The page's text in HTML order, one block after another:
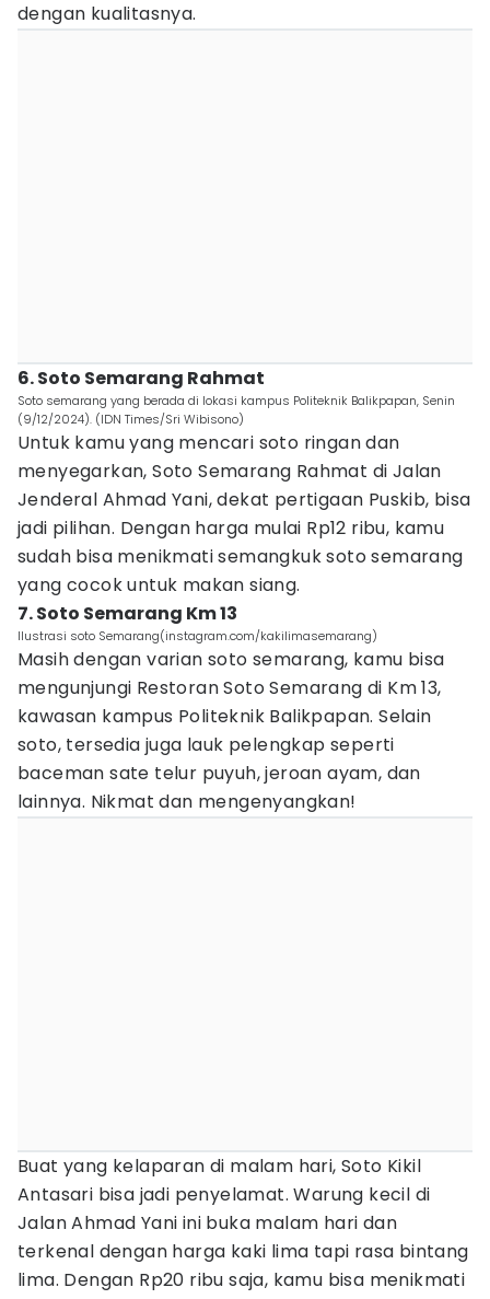
dengan kualitasnya.
6. Soto Semarang Rahmat
Soto semarang yang berada di lokasi kampus Politeknik Balikpapan, Senin
(9/12/2024). (IDN Times/Sri Wibisono)
Untuk kamu yang mencari soto ringan dan
menyegarkan, Soto Semarang Rahmat di Jalan
Jenderal Ahmad Yani, dekat pertigaan Puskib, bisa
jadi pilihan. Dengan harga mulai Rp12 ribu, kamu
sudah bisa menikmati semangkuk soto semarang
yang cocok untuk makan siang.
7. Soto Semarang Km 13
Ilustrasi soto Semarang(instagram.com/kakilimasemarang)
Masih dengan varian soto semarang, kamu bisa
mengunjungi Restoran Soto Semarang di Km 13,
kawasan kampus Politeknik Balikpapan. Selain
soto, tersedia juga lauk pelengkap seperti
baceman sate telur puyuh, jeroan ayam, dan
lainnya. Nikmat dan mengenyangkan!
Buat yang kelaparan di malam hari, Soto Kikil
Antasari bisa jadi penyelamat. Warung kecil di
Jalan Ahmad Yani ini buka malam hari dan
terkenal dengan harga kaki lima tapi rasa bintang
lima. Dengan Rp20 ribu saja, kamu bisa menikmati